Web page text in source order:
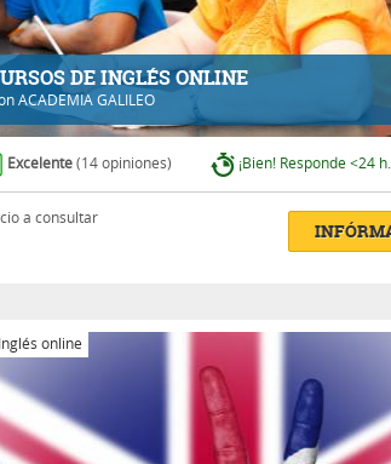
DE INGLÉS ONLINE
ACADEMIA GALILEO
Excelente (14 opiniones) ¡Bien! Responde <24 h.
a consultar
Inglés online